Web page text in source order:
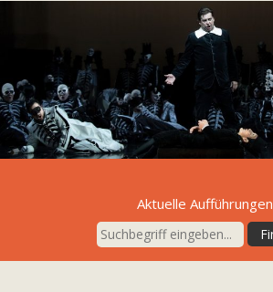
Aktuelle Aufführungen